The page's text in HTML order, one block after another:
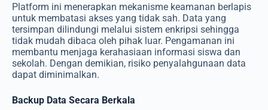
Platform ini menerapkan mekanisme keamanan berlapis
untuk membatasi akses yang tidak sah. Data yang
tersimpan dilindungi melalui sistem enkripsi sehingga
tidak mudah dibaca oleh pihak luar. Pengamanan ini
membantu menjaga kerahasiaan informasi siswa dan
sekolah. Dengan demikian, risiko penyalahgunaan data
dapat diminimalkan.
Backup Data Secara Berkala